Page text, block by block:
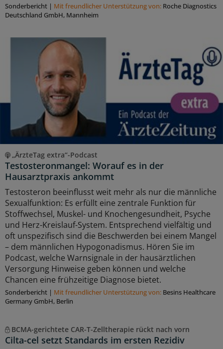
Sonderbericht | Mit freundlicher Unterstützung von: Roche Diagnostics
Deutschland GmbH, Mannheim
„ÄrzteTag extra“-Podcast
Testosteronmangel: Worauf es in der
Hausarztpraxis ankommt
Testosteron beeinflusst weit mehr als nur die männliche
Sexualfunktion: Es erfüllt eine zentrale Funktion für
Stoffwechsel, Muskel- und Knochengesundheit, Psyche
und Herz-Kreislauf-System. Entsprechend vielfältig und
oft unspezifisch sind die Beschwerden bei einem Mangel
– dem männlichen Hypogonadismus. Hören Sie im
Podcast, welche Warnsignale in der hausärztlichen
Versorgung Hinweise geben können und welche
Chancen eine frühzeitige Diagnose bietet.
Sonderbericht | Mit freundlicher Unterstützung von: Besins Healthcare
Germany GmbH, Berlin
BCMA-gerichtete CAR-T-Zelltherapie rückt nach vorn
Cilta-cel setzt Standards im ersten Rezidiv